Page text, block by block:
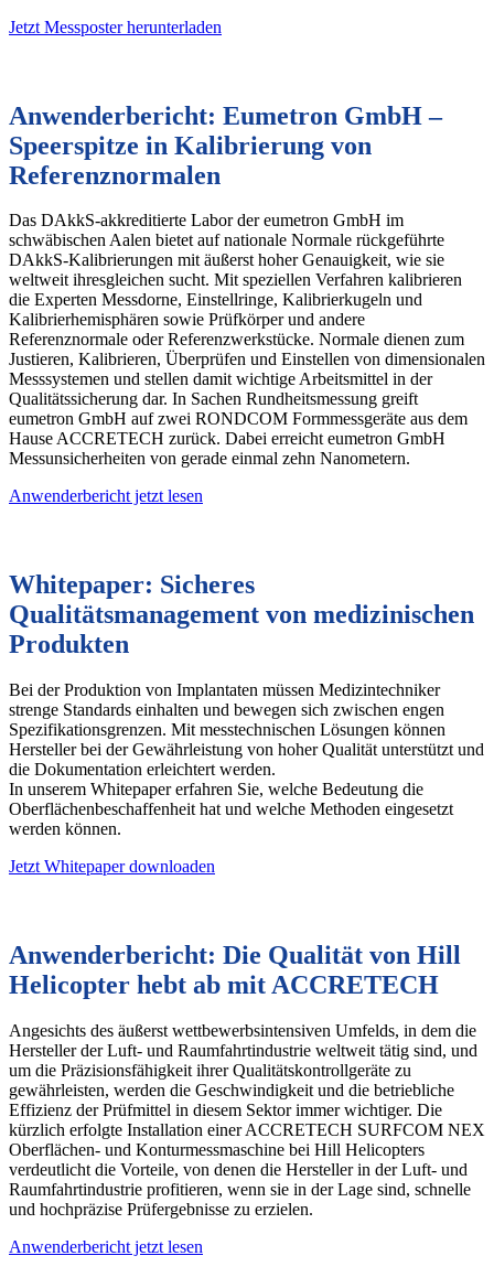
Jetzt Messposter herunterladen
Anwenderbericht: Eumetron GmbH –
Speerspitze in Kalibrierung von
Referenznormalen
Das DAkkS-akkreditierte Labor der eumetron GmbH im
schwäbischen Aalen bietet auf nationale Normale rückgeführte
DAkkS-Kalibrierungen mit äußerst hoher Genauigkeit, wie sie
weltweit ihresgleichen sucht. Mit speziellen Verfahren kalibrieren
die Experten Messdorne, Einstellringe, Kalibrierkugeln und
Kalibrierhemisphären sowie Prüfkörper und andere
Referenznormale oder Referenzwerkstücke. Normale dienen zum
Justieren, Kalibrieren, Überprüfen und Einstellen von dimensionalen
Messsystemen und stellen damit wichtige Arbeitsmittel in der
Qualitätssicherung dar. In Sachen Rundheitsmessung greift
eumetron GmbH auf zwei RONDCOM Formmessgeräte aus dem
Hause ACCRETECH zurück. Dabei erreicht eumetron GmbH
Messunsicherheiten von gerade einmal zehn Nanometern.
Anwenderbericht jetzt lesen
Whitepaper: Sicheres
Qualitätsmanagement von medizinischen
Produkten
Bei der Produktion von Implantaten müssen Medizintechniker
strenge Standards einhalten und bewegen sich zwischen engen
Spezifikationsgrenzen. Mit messtechnischen Lösungen können
Hersteller bei der Gewährleistung von hoher Qualität unterstützt und
die Dokumentation erleichtert werden.
In unserem Whitepaper erfahren Sie, welche Bedeutung die
Oberflächenbeschaffenheit hat und welche Methoden eingesetzt
werden können.
Jetzt Whitepaper downloaden
Anwenderbericht: Die Qualität von Hill
Helicopter hebt ab mit ACCRETECH
Angesichts des äußerst wettbewerbsintensiven Umfelds, in dem die
Hersteller der Luft- und Raumfahrtindustrie weltweit tätig sind, und
um die Präzisionsfähigkeit ihrer Qualitätskontrollgeräte zu
gewährleisten, werden die Geschwindigkeit und die betriebliche
Effizienz der Prüfmittel in diesem Sektor immer wichtiger. Die
kürzlich erfolgte Installation einer ACCRETECH SURFCOM NEX
Oberflächen- und Konturmessmaschine bei Hill Helicopters
verdeutlicht die Vorteile, von denen die Hersteller in der Luft- und
Raumfahrtindustrie profitieren, wenn sie in der Lage sind, schnelle
und hochpräzise Prüfergebnisse zu erzielen.
Anwenderbericht jetzt lesen